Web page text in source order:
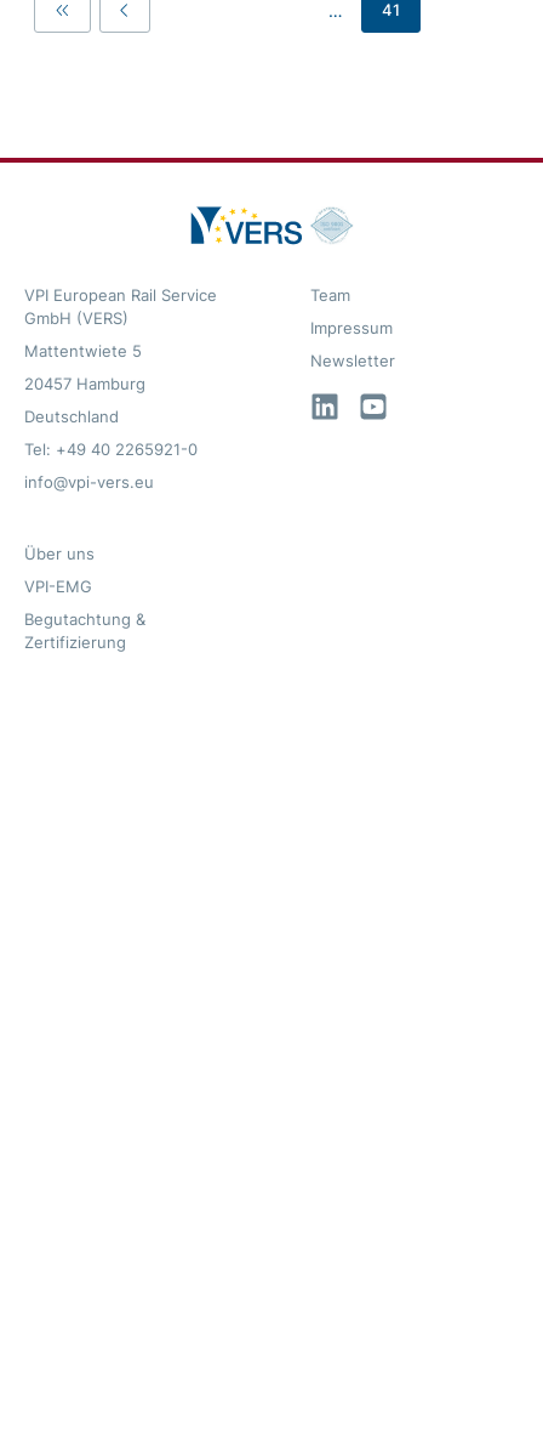
First Previous
… 41
VPI European Rail Service
GmbH (VERS)
Mattentwiete 5
20457 Hamburg
Deutschland
Tel: +49 40 2265921-0
info@vpi-vers.eu
Team
Impressum
Newsletter
LinkedInYouTube
Über uns
VPI-EMG
Begutachtung &
Zertifizierung